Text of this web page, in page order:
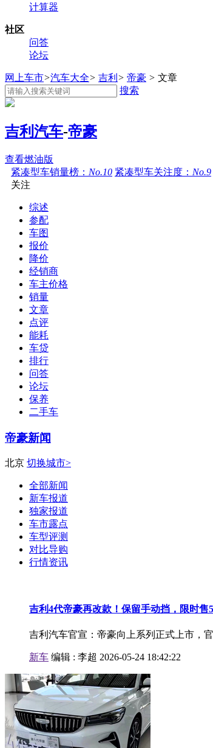
计算器
社区
问答
论坛
网上车市>汽车大全> 吉利 > 帝豪 > 文章
搜索
吉利汽车-帝豪
查看燃油版
紧凑型车销量榜： No.10 紧凑型车关注度： No.9
关注
综述
参配
车图
报价
降价
经销商
车主价格
销量
文章
点评
能耗
车贷
排行
问答
论坛
保养
二手车
帝豪新闻
北京 切换城市>
全部新闻
新车报道
独家报道
车市露点
车型评测
对比导购
行情资讯
吉利4代帝豪再改款！保留手动挡，限时售
吉利汽车官宣：帝豪向上系列正式上市，
新车 编辑 : 李超 2026-05-24 18:42:22